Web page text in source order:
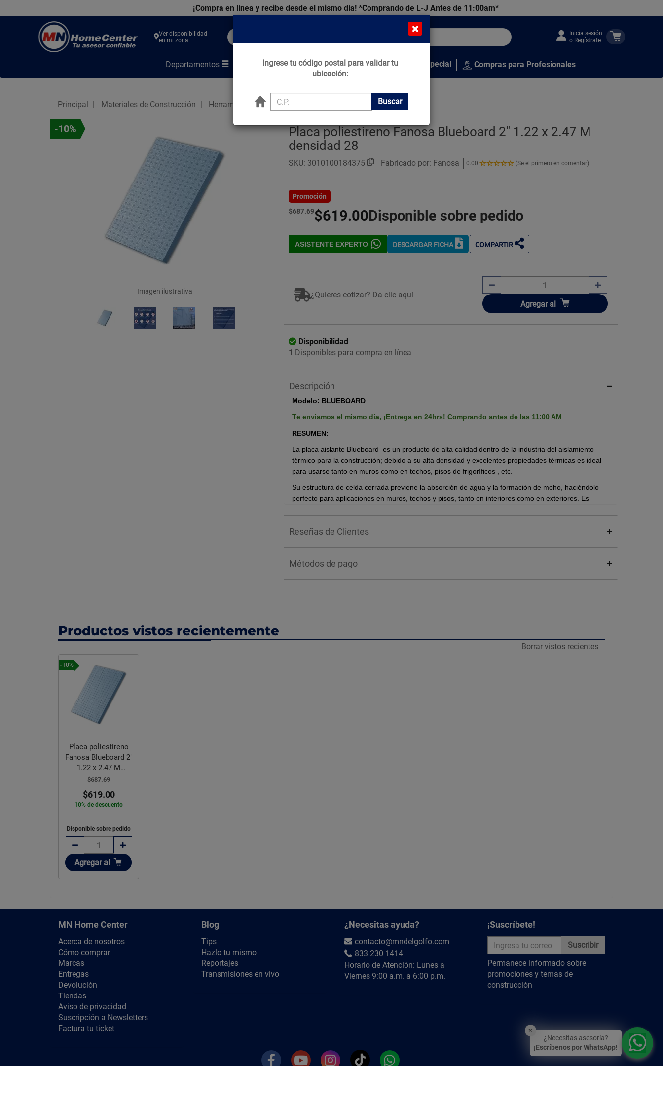
¡Compra en línea y recibe desde el mismo día! *Comprando de L-J Antes de 11:00am*
Center
Ver disponibilidad
en mi zona
Inicia sesión
o Regístrate
Departamentos Marcas Tips que Construyen Venta Especial Compras para Profesionales
Principal Materiales de Construcción Herramientas Placa de Aslamiento
-10%
Imagen ilustrativa Imagen ilustrativa
Placa poliestireno Fanosa Blueboard 2" 1.22 x 2.47 M
densidad 28
SKU: 3010100184375 Fabricado por: Fanosa 0.00
0.00
(Se el primero en comentar)
Promoción
$687.69$619.00Disponible sobre pedido
ASISTENTE EXPERTO DESCARGAR FICHA COMPARTIR
¿Quieres cotizar? Da clic aquí
Añadir
Agregar al
Disponibilidad
1 Disponibles para compra en línea
Descripción
Modelo: BLUEBOARD
Te enviamos el mismo día, ¡Entrega en 24hrs! Comprando antes de las 11:00 AM
RESUMEN:
La placa aislante Blueboard es un producto de alta calidad dentro de la industria del aislamiento
térmico para la construcción; debido a su alta densidad y excelentes propiedades térmicas es ideal
para usarse tanto en muros como en techos, pisos de frigoríficos , etc.
Su estructura de celda cerrada previene la absorción de agua y la formación de moho, haciéndolo
perfecto para aplicaciones en muros, techos y pisos, tanto en interiores como en exteriores. Es
facilita un mejor anclaje de recubrimientos (como adhesivos base cemento) y sirve como guía para
Mezcla del Adhesivo Prepare el adhesivo Base Coat ADH con agua limpia siguiendo las
Reseñas de Clientes
Métodos de pago
Productos vistos recientemente
Borrar vistos recientes
-10%
Placa poliestireno
Fanosa Blueboard 2"
1.22 x 2.47 M
densidad 28
$687.69
$619.00
10% de descuento
Disponible sobre pedido
Añadir
Agregar al
MN Home Center
Acerca de nosotros
Cómo comprar
Marcas
Entregas
Devolución
Tiendas
Aviso de privacidad
Suscripción a Newsletters
Factura tu ticket
Blog
Tips
Hazlo tu mismo
Reportajes
Transmisiones en vivo
¿Necesitas ayuda?
contacto@mndelgolfo.com
833 230 1414
Horario de Atención: Lunes a
Viernes 9:00 a.m. a 6:00 p.m.
¡Suscríbete!
Suscribir
Permanece informado sobre
promociones y temas de
construcción
×
Ingrese tu código postal para validar tu
ubicación:
Buscar
×
¿Necesitas asesoría?
¡Escríbenos por WhatsApp!